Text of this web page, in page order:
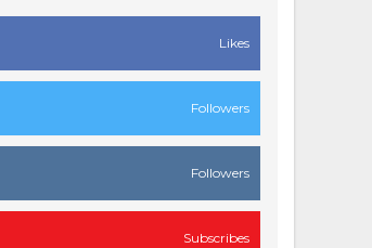
Likes
Followers
Followers
Subscribes